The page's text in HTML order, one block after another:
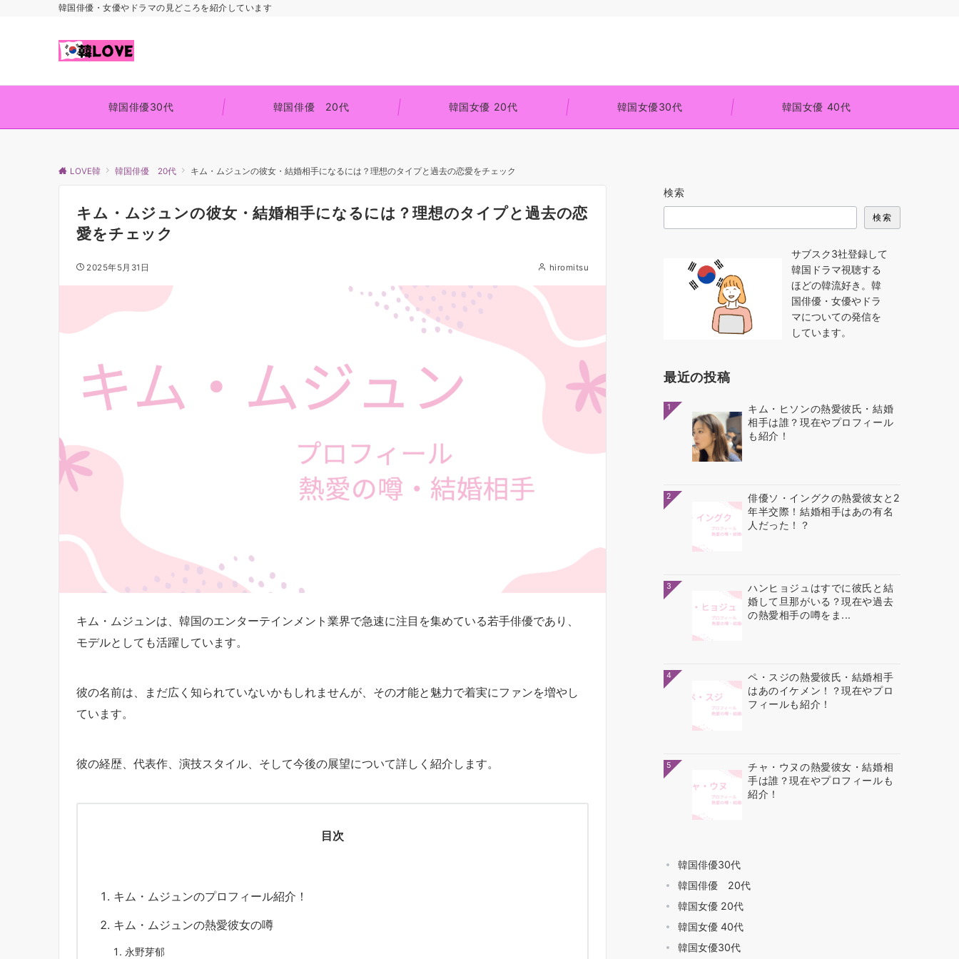
韓国俳優・女優やドラマの見どころを紹介しています
韓国俳優30代 韓国俳優 20代 韓国女優 20代 韓国女優30代 韓国女優 40代
LOVE韓 韓国俳優 20代 キム・ムジュンの彼女・結婚相手になるには？理想のタイプと過去の恋愛をチェック
キム・ムジュンの彼女・結婚相手になるには？理想のタイプと過去の恋
愛をチェック
2025年5月31日 hiromitsu
キム・ムジュンは、韓国のエンターテインメント業界で急速に注目を集めている若手俳優であり、
モデルとしても活躍しています。
彼の名前は、まだ広く知られていないかもしれませんが、その才能と魅力で着実にファンを増やし
ています。
彼の経歴、代表作、演技スタイル、そして今後の展望について詳しく紹介します。
目次
キム・ムジュンのプロフィール紹介！
キム・ムジュンの熱愛彼女の噂
永野芽郁
検索
検索
サブスク3社登録して
韓国ドラマ視聴する
ほどの韓流好き。韓
国俳優・女優やドラ
マについての発信を
しています。
最近の投稿
1
キム・ヒソンの熱愛彼氏・結婚
相手は誰？現在やプロフィール
も紹介！
2
俳優ソ・イングクの熱愛彼女と2
年半交際！結婚相手はあの有名
人だった！？
3
ハンヒョジュはすでに彼氏と結
婚して旦那がいる？現在や過去
の熱愛相手の噂をま...
4
ペ・スジの熱愛彼氏・結婚相手
はあのイケメン！？現在やプロ
フィールも紹介！
5
チャ・ウヌの熱愛彼女・結婚相
手は誰？現在やプロフィールも
紹介！
韓国俳優30代
韓国俳優 20代
韓国女優 20代
韓国女優 40代
韓国女優30代